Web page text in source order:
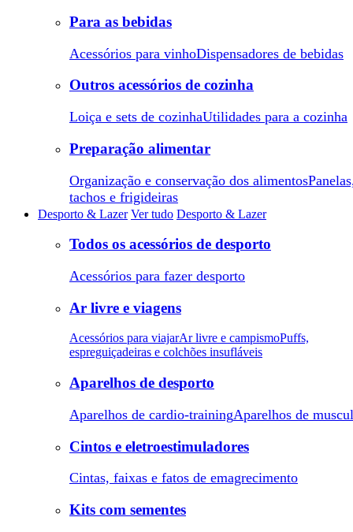
Para as bebidas
Acessórios para vinhoDispensadores de bebidas
Outros acessórios de cozinha
Loiça e sets de cozinhaUtilidades para a cozinha
Preparação alimentar
Organização e conservação dos alimentos
tachos e frigideiras
Desporto & Lazer Ver tudo Desporto & Lazer
Todos os acessórios de desporto
Acessórios para fazer desporto
Ar livre e viagens
Acessórios para viajarAr livre e campismoPuffs,
espreguiçadeiras e colchões insufláveis
Aparelhos de desporto
Aparelhos de cardio-trainingAparelhos de
Cintos e eletroestimuladores
Cintas, faixas e fatos de emagrecimento
Kits com sementes